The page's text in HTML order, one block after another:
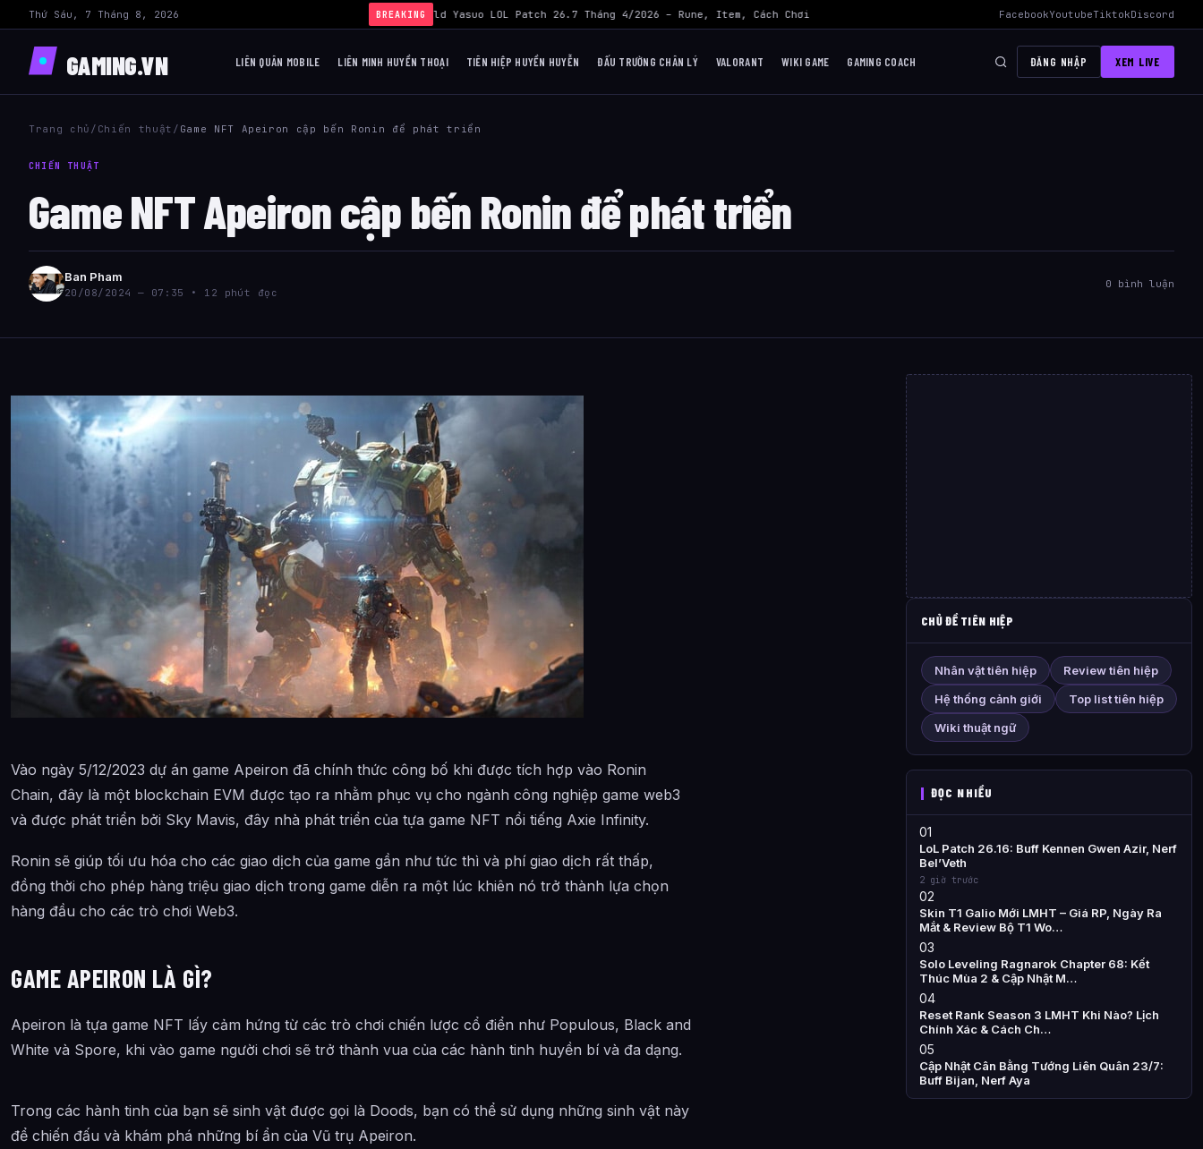
Thứ Sáu, 7 Tháng 8, 2026 BREAKING
› Build Yasuo LOL Patch 26.7 Tháng 4/2026 – Rune, Item, Cách Chơi Mid Hiệu Quả Nhất AWC 2026 Liên Quân Mobile – Lịch Thi Đấu,
FacebookYoutubeTiktokDiscord
GAMING.VN LIÊN QUÂN MOBILE LIÊN MINH HUYỀN THOẠI TIÊN HIỆP HUYỀN HUYỄN ĐẤU TRƯỜNG CHÂN LÝ VALORANT WIKI GAME GAMING COACH ĐĂNG NHẬP XEM LIVE
Trang chủ / Chiến thuật / Game NFT Apeiron cập bến Ronin để phát triển
CHIẾN THUẬT
Game NFT Apeiron cập bến Ronin để phát triển
Ban Pham
20/08/2024 — 07:35 • 12 phút đọc
0 bình luận
Vào ngày 5/12/2023 dự án game Apeiron đã chính thức công bố khi được tích hợp vào Ronin
Chain, đây là một blockchain EVM được tạo ra nhằm phục vụ cho ngành công nghiệp game web3
và được phát triển bởi Sky Mavis, đây nhà phát triển của tựa game NFT nổi tiếng Axie Infinity.
Ronin sẽ giúp tối ưu hóa cho các giao dịch của game gần như tức thì và phí giao dịch rất thấp,
đồng thời cho phép hàng triệu giao dịch trong game diễn ra một lúc khiên nó trở thành lựa chọn
hàng đầu cho các trò chơi Web3.
GAME APEIRON LÀ GÌ?
Apeiron là tựa game NFT lấy cảm hứng từ các trò chơi chiến lược cổ điển như Populous, Black and
White và Spore, khi vào game người chơi sẽ trở thành vua của các hành tinh huyền bí và đa dạng.
Trong các hành tinh của bạn sẽ sinh vật được gọi là Doods, bạn có thể sử dụng những sinh vật này
để chiến đấu và khám phá những bí ẩn của Vũ trụ Apeiron.
CHỦ ĐỀ TIÊN HIỆP
Nhân vật tiên hiệp
Review tiên hiệp
Hệ thống cảnh giới
Top list tiên hiệp
Wiki thuật ngữ
ĐỌC NHIỀU
01
LoL Patch 26.16: Buff Kennen Gwen Azir, Nerf
Bel’Veth
2 giờ trước
02
Skin T1 Galio Mới LMHT – Giá RP, Ngày Ra
Mắt & Review Bộ T1 Wo…
03
Solo Leveling Ragnarok Chapter 68: Kết
Thúc Mùa 2 & Cập Nhật M…
04
Reset Rank Season 3 LMHT Khi Nào? Lịch
Chính Xác & Cách Ch…
05
Cập Nhật Cân Bằng Tướng Liên Quân 23/7:
Buff Bijan, Nerf Aya